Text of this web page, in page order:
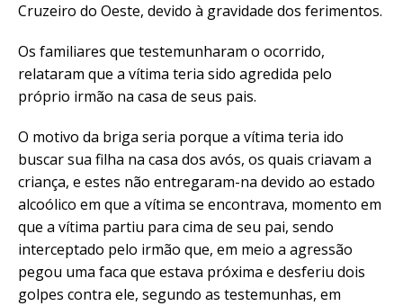
Cruzeiro do Oeste, devido à gravidade dos ferimentos.
Os familiares que testemunharam o ocorrido,
relataram que a vítima teria sido agredida pelo
próprio irmão na casa de seus pais.
O motivo da briga seria porque a vítima teria ido
buscar sua filha na casa dos avós, os quais criavam a
criança, e estes não entregaram-na devido ao estado
alcoólico em que a vítima se encontrava, momento em
que a vítima partiu para cima de seu pai, sendo
interceptado pelo irmão que, em meio a agressão
pegou uma faca que estava próxima e desferiu dois
golpes contra ele, segundo as testemunhas, em